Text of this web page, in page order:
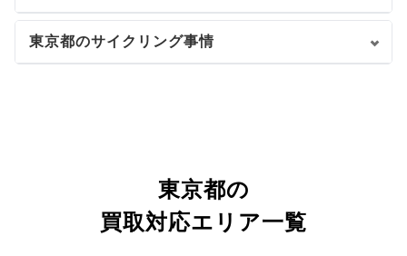
東京都のサイクリング事情
東京都の
買取対応エリア一覧